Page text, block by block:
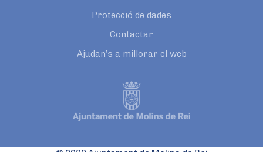
Protecció de dades
Contactar
Ajudan’s a millorar el web